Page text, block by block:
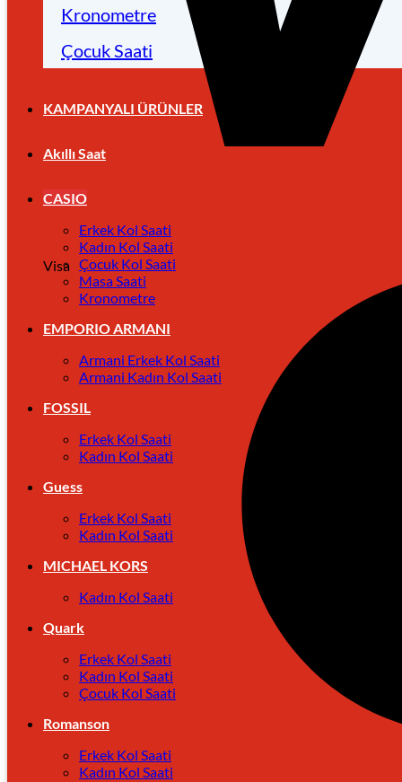
Visa
Kronometre
Çocuk Saati
KAMPANYALI ÜRÜNLER
Akıllı Saat
CASIO
Erkek Kol Saati
Kadın Kol Saati
Çocuk Kol Saati
Masa Saati
Kronometre
EMPORIO ARMANI
Armani Erkek Kol Saati
Armani Kadın Kol Saati
FOSSIL
Erkek Kol Saati
Kadın Kol Saati
Guess
Erkek Kol Saati
Kadın Kol Saati
MICHAEL KORS
Kadın Kol Saati
Quark
Erkek Kol Saati
Kadın Kol Saati
Çocuk Kol Saati
Romanson
Erkek Kol Saati
Kadın Kol Saati